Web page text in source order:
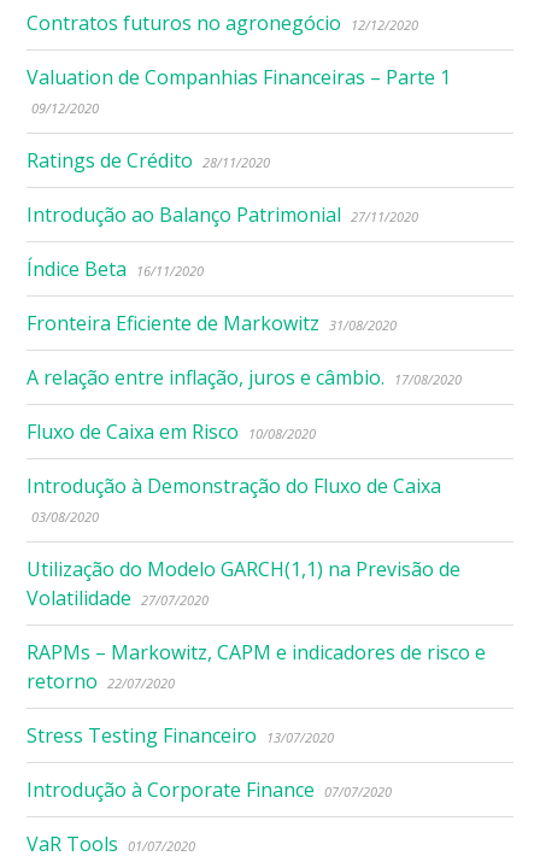
Contratos futuros no agronegócio 12/12/2020
Valuation de Companhias Financeiras – Parte 1
09/12/2020
Ratings de Crédito 28/11/2020
Introdução ao Balanço Patrimonial 27/11/2020
Índice Beta 16/11/2020
Fronteira Eficiente de Markowitz 31/08/2020
A relação entre inflação, juros e câmbio. 17/08/2020
Fluxo de Caixa em Risco 10/08/2020
Introdução à Demonstração do Fluxo de Caixa
03/08/2020
Utilização do Modelo GARCH(1,1) na Previsão de
Volatilidade
27/07/2020
RAPMs – Markowitz, CAPM e indicadores de risco e
retorno
22/07/2020
Stress Testing Financeiro 13/07/2020
Introdução à Corporate Finance 07/07/2020
VaR Tools 01/07/2020